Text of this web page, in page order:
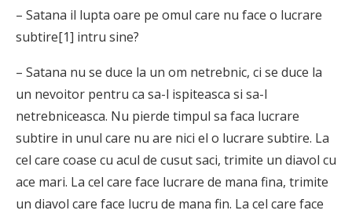
– Satana il lupta oare pe omul care nu face o lucrare
subtire[1] intru sine?
– Satana nu se duce la un om netrebnic, ci se duce la
un nevoitor pentru ca sa-l ispiteasca si sa-l
netrebniceasca. Nu pierde timpul sa faca lucrare
subtire in unul care nu are nici el o lucrare subtire. La
cel care coase cu acul de cusut saci, trimite un diavol cu
ace mari. La cel care face lucrare de mana fina, trimite
un diavol care face lucru de mana fin. La cel care face